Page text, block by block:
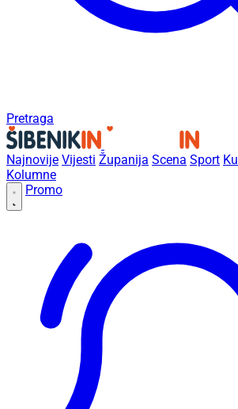
Pretraga
Najnovije Vijesti Županija Scena Sport
Kolumne
Promo